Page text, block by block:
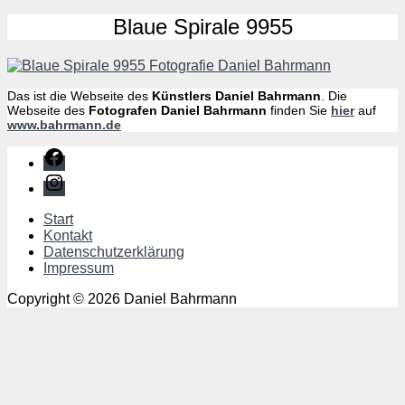
Blaue Spirale 9955
Das ist die Webseite des Künstlers Daniel Bahrmann . Die
Webseite des Fotografen Daniel Bahrmann finden Sie hierauf
www.bahrmann.de
Facebook
Instagram
Start
Kontakt
Datenschutzerklärung
Impressum
Copyright © 2026 Daniel Bahrmann